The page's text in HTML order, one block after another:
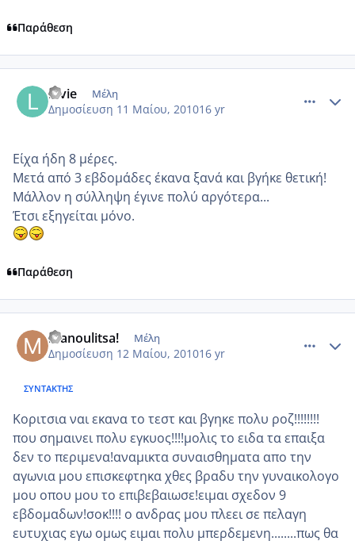
Παράθεση
lovie Μέλη
Δημοσίευση 11 Μαίου, 201016 yr
Είχα ήδη 8 μέρες.
Μετά από 3 εβδομάδες έκανα ξανά και βγήκε θετική!
Μάλλον η σύλληψη έγινε πολύ αργότερα...
Έτσι εξηγείται μόνο.
Παράθεση
manoulitsa! Μέλη
Δημοσίευση 12 Μαίου, 201016 yr
ΣΥΝΤΆΚΤΗΣ
Κοριτσια ναι εκανα το τεστ και βγηκε πολυ ροζ!!!!!!!!
που σημαινει πολυ εγκυος!!!!μολις το ειδα τα επαιξα
δεν το περιμενα!αναμικτα συναισθηματα απο την
αγωνια μου επισκεφτηκα χθες βραδυ την γυναικολογο
μου οπου μου το επιβεβαιωσε!ειμαι σχεδον 9
εβδομαδων!σοκ!!!! ο ανδρας μου πλεει σε πελαγη
ευτυχιας εγω ομως ειμαι πολυ μπερδεμενη........πως θα